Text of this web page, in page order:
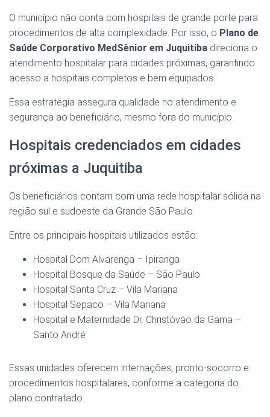
O município não conta com hospitais de grande porte para
procedimentos de alta complexidade. Por isso, o Plano de
Saúde Corporativo MedSênior em Juquitiba direciona o
atendimento hospitalar para cidades próximas, garantindo
acesso a hospitais completos e bem equipados.
Essa estratégia assegura qualidade no atendimento e
segurança ao beneficiário, mesmo fora do município.
Hospitais credenciados em cidades
próximas a Juquitiba
Os beneficiários contam com uma rede hospitalar sólida na
região sul e sudoeste da Grande São Paulo.
Entre os principais hospitais utilizados estão:
Hospital Dom Alvarenga – Ipiranga
Hospital Bosque da Saúde – São Paulo
Hospital Santa Cruz – Vila Mariana
Hospital Sepaco – Vila Mariana
Hospital e Maternidade Dr. Christóvão da Gama –
Santo André
Essas unidades oferecem internações, pronto-socorro e
procedimentos hospitalares, conforme a categoria do
plano contratado.